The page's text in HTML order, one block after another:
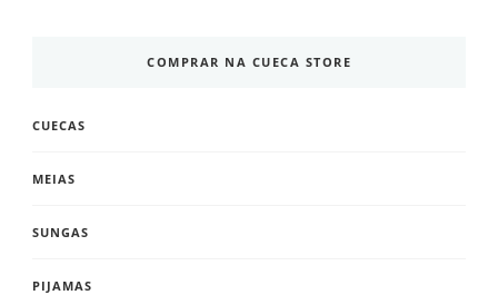
COMPRAR NA CUECA STORE
CUECAS
MEIAS
SUNGAS
PIJAMAS